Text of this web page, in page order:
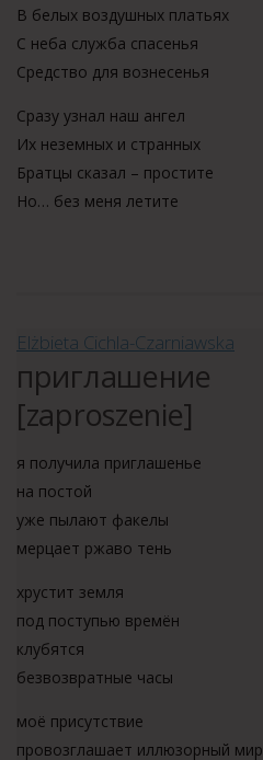
В белых воздушных платьях
С неба служба спасенья
Средство для вознесенья
Сразу узнал наш ангел
Их неземных и странных
Братцы сказал – простите
Но… без меня летите
Elżbieta Cichla-Czarniawska
приглашение
[zaproszenie]
я получила приглашенье
на постой
уже пылают факелы
мерцает ржаво тень
хрустит земля
под поступью времён
клубятся
безвозвратные часы
моё присутствие
провозглашает иллюзорный мир